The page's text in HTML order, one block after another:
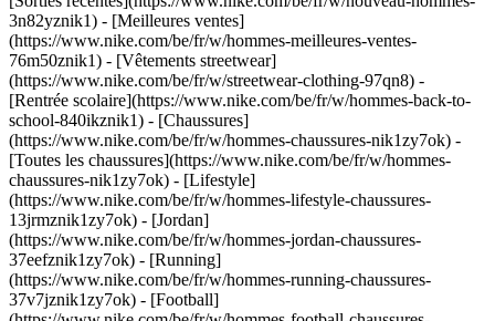
3n82yznik1) - [Meilleures ventes]
(https://www.nike.com/be/fr/w/hommes-meilleures-ventes-
76m50znik1) - [Vêtements streetwear]
(https://www.nike.com/be/fr/w/streetwear-clothing-97qn8) -
[Rentrée scolaire](https://www.nike.com/be/fr/w/hommes-back-to-
school-840ikznik1) - [Chaussures]
(https://www.nike.com/be/fr/w/hommes-chaussures-nik1zy7ok) -
[Toutes les chaussures](https://www.nike.com/be/fr/w/hommes-
chaussures-nik1zy7ok) - [Lifestyle]
(https://www.nike.com/be/fr/w/hommes-lifestyle-chaussures-
13jrmznik1zy7ok) - [Jordan]
(https://www.nike.com/be/fr/w/hommes-jordan-chaussures-
37eefznik1zy7ok) - [Running]
(https://www.nike.com/be/fr/w/hommes-running-chaussures-
37v7jznik1zy7ok) - [Football]